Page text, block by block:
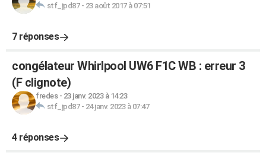
stf_jpd87- 23 août 2017 à 07:51
7 réponses
congélateur Whirlpool UW6 F1C WB : erreur 3
(F clignote)
fredes- 23 janv. 2023 à 14:23
stf_jpd87- 24 janv. 2023 à 07:47
4 réponses